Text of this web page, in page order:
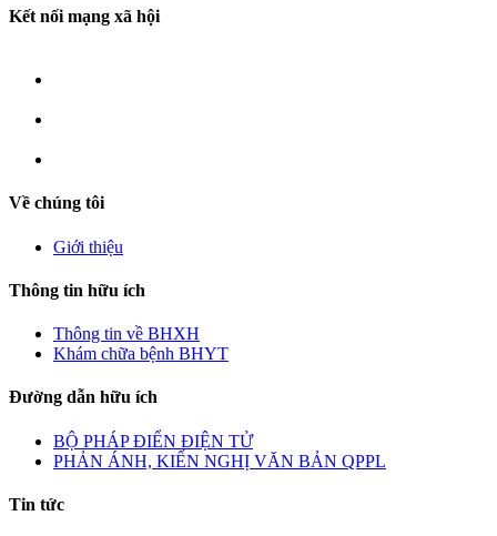
Kết nối mạng xã hội
Về chúng tôi
Giới thiệu
Thông tin hữu ích
Thông tin về BHXH
Khám chữa bệnh BHYT
Đường dẫn hữu ích
BỘ PHÁP ĐIỂN ĐIỆN TỬ
PHẢN ÁNH, KIẾN NGHỊ VĂN BẢN QPPL
Tin tức